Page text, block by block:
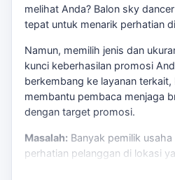
melihat Anda? Balon sky
tepat untuk menarik perhatian
Namun, memilih jenis dan
kunci keberhasilan promosi
berkembang ke layanan terkait,
membantu pembaca menjaga
dengan target promosi.
Masalah: Banyak pemilik
perhatian pelanggan di lokasi